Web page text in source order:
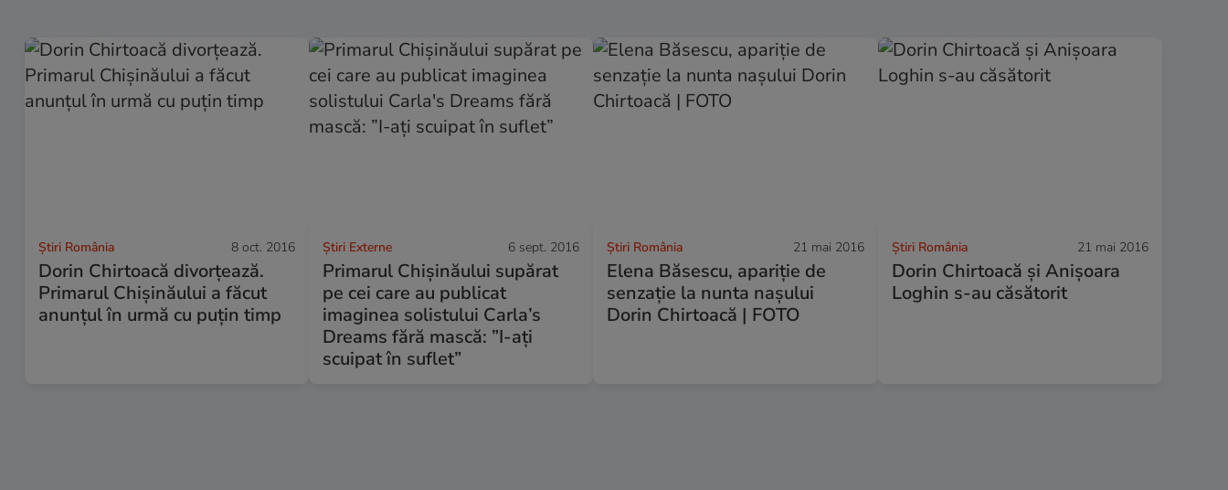
Știri România 8 oct. 2016
Dorin Chirtoacă divorțează.
Primarul Chișinăului a făcut
anunțul în urmă cu puțin timp
Știri Externe 6 sept. 2016
Primarul Chișinăului supărat
pe cei care au publicat
imaginea solistului Carla’s
Dreams fără mască: ”I-ați
scuipat în suflet”
Știri România 21 mai 2016
Elena Băsescu, apariţie de
senzaţie la nunta naşului
Dorin Chirtoacă | FOTO
Știri România 21 mai 2016
Dorin Chirtoacă şi Anişoara
Loghin s-au căsătorit